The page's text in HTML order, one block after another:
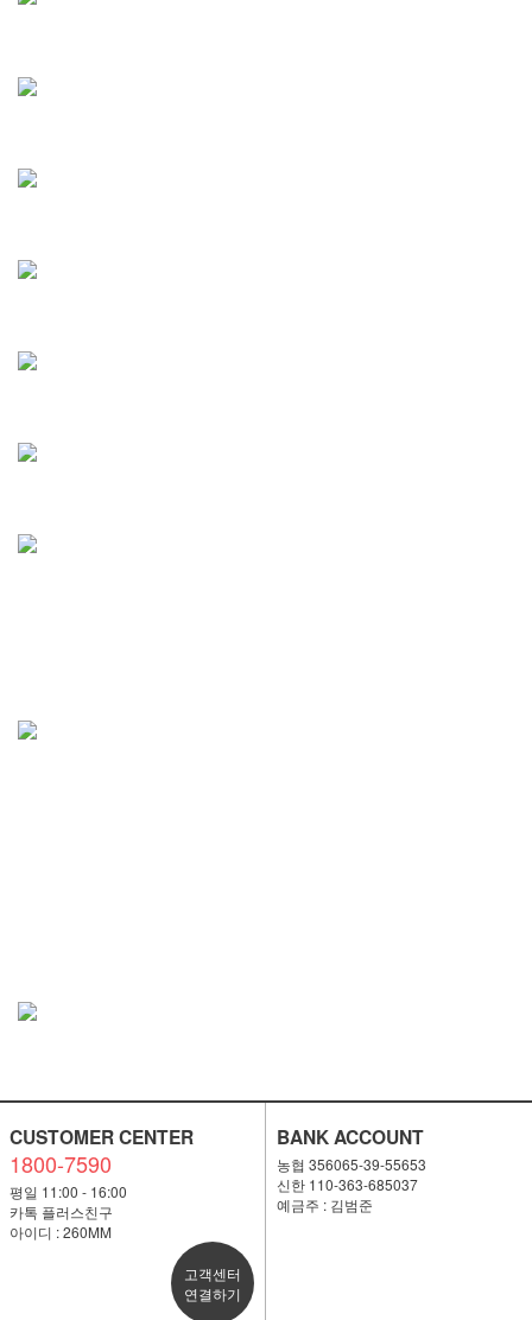
CUSTOMER CENTER
1800-7590
평일 11:00 - 16:00
카톡 플러스친구
아이디 : 260MM
고객센터
연결하기
BANK ACCOUNT
농협 356065-39-55653
신한 110-363-685037
예금주 : 김범준